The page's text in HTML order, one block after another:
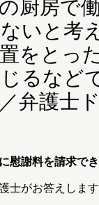
厨房で
いと考
をとっ
るなど
弁護士
慰謝料を請求で
士がお答えします